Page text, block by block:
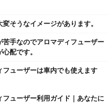
変そうなイメージがあります。
苦手なのでアロマディフューザー
配です。
フューザーは車内でも使えます
フューザー利用ガイド｜あなたに